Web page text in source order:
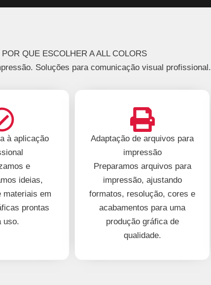
POR QUE ESCOLHER A ALL COLORS
Soluções para comunicação visual profissional.
à aplicação
e
ideias,
materiais em
prontas
uso.
Adaptação de arquivos para
impressão
Preparamos arquivos para
impressão, ajustando
formatos, resolução, cores e
acabamentos para uma
produção gráfica de
qualidade.